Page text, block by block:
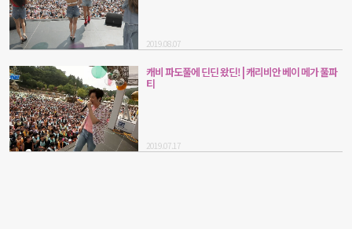
2019.08.07
캐비 파도풀에 딘딘 왔딘! | 캐리비안 베이 메가 풀파
티
2019.07.17